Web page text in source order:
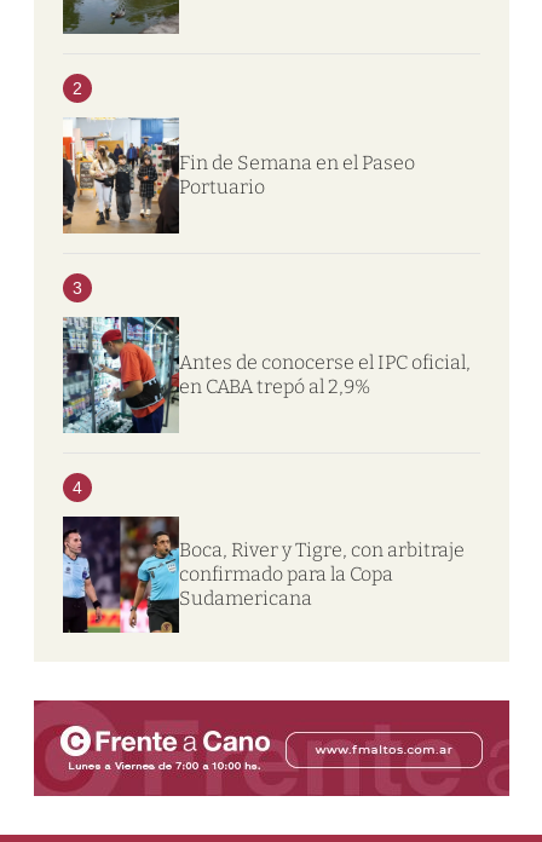
2
Fin de Semana en el Paseo
Portuario
3
Antes de conocerse el IPC oficial,
en CABA trepó al 2,9%
4
Boca, River y Tigre, con arbitraje
confirmado para la Copa
Sudamericana